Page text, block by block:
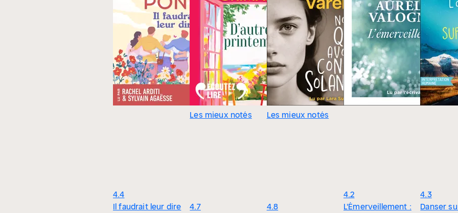
4.4
Il faudrait leur dire
Les mieux notés
4.7
Les mieux notés
4.8
4.2
L'Émerveillement :
4.3
Danser